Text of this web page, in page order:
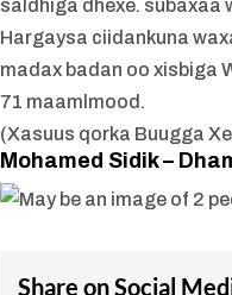
saldhiga dhexe. subaxaa
Hargaysa ciidankuna
madax badan oo xisbiga
71 maamlmood.
(Xasuus qorka Buugga
Mohamed Sidik –
Share on Social